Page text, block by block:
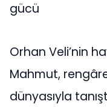
gücü
Orhan Veli’nin
Mahmut,
dünyasıyla